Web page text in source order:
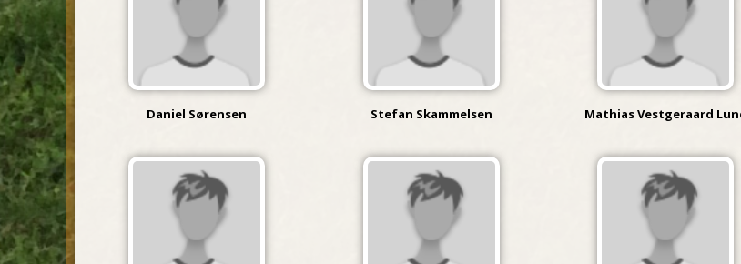
Daniel Sørensen Stefan Skammelsen Mathias Vestgeraard